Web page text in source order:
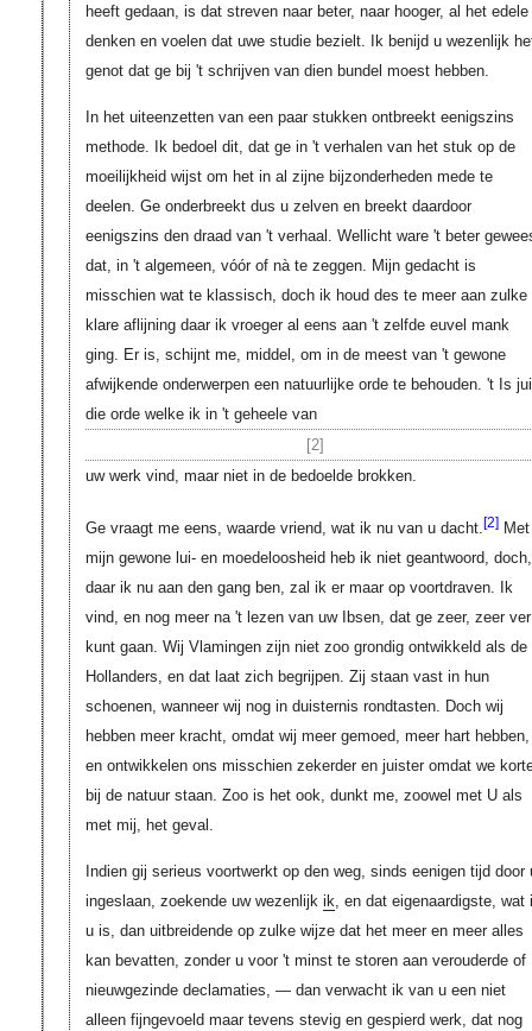
heeft gedaan, is dat streven naar beter, naar hooger, al het edele
denken en voelen dat uwe studie bezielt. Ik benijd u wezenlijk
genot dat ge bij 't schrijven van dien bundel moest hebben.
In het uiteenzetten van een paar stukken ontbreekt eenigszins
methode. Ik bedoel dit, dat ge in 't verhalen van het stuk op de
moeilijkheid wijst om het in al zijne bijzonderheden mede te
deelen. Ge onderbreekt dus u zelven en breekt daardoor
eenigszins den draad van 't verhaal. Wellicht ware 't beter
dat, in 't algemeen, vóór of nà te zeggen. Mijn gedacht is
misschien wat te klassisch, doch ik houd des te meer aan zulke
klare aflijning daar ik vroeger al eens aan 't zelfde euvel mank
ging. Er is, schijnt me, middel, om in de meest van 't gewone
afwijkende onderwerpen een natuurlijke orde te behouden. 't Is
die orde welke ik in 't geheele van
[2]
uw werk vind, maar niet in de bedoelde brokken.
Ge vraagt me eens, waarde vriend, wat ik nu van u dacht. [2]Met
mijn gewone lui- en moedeloosheid heb ik niet geantwoord, doch,
daar ik nu aan den gang ben, zal ik er maar op voortdraven. Ik
vind, en nog meer na 't lezen van uw Ibsen, dat ge zeer, zeer ver
kunt gaan. Wij Vlamingen zijn niet zoo grondig ontwikkeld als de
Hollanders, en dat laat zich begrijpen. Zij staan vast in hun
schoenen, wanneer wij nog in duisternis rondtasten. Doch wij
hebben meer kracht, omdat wij meer gemoed, meer hart hebben,
en ontwikkelen ons misschien zekerder en juister omdat we
bij de natuur staan. Zoo is het ook, dunkt me, zoowel met U als
met mij, het geval.
Indien gij serieus voortwerkt op den weg, sinds eenigen tijd door
ingeslaan, zoekende uw wezenlijk ik, en dat eigenaardigste, wat
u is, dan uitbreidende op zulke wijze dat het meer en meer alles
kan bevatten, zonder u voor 't minst te storen aan verouderde of
nieuwgezinde declamaties, — dan verwacht ik van u een niet
alleen fijngevoeld maar tevens stevig en gespierd werk, dat nog